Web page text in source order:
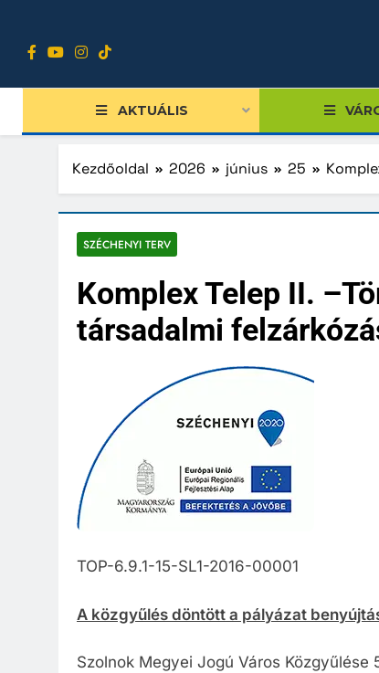
tartalomra
AKTUÁLIS
Kezdőoldal 2026 június 25
SZÉCHENYI TERV
Komplex Telep II.
társadalmi
TOP-6.9.1-15-SL1-2016-00001
A közgyűlés döntött a pályázat
Szolnok Megyei Jogú Város